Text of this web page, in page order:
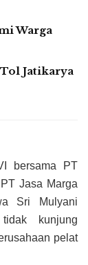
Warga
Jatikarya
bersama PT
Jasa Marga
Sri Mulyani
kunjung
pelat